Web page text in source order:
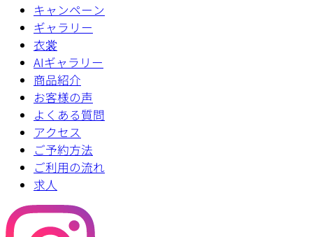
キャンペーン
ギャラリー
衣裳
AIギャラリー
商品紹介
お客様の声
よくある質問
アクセス
ご予約方法
ご利用の流れ
求人